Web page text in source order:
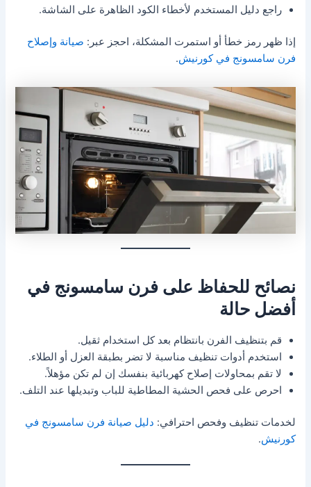
راجع دليل المستخدم لأخطاء الكود الظاهرة على الشاشة.
إذا ظهر رمز خطأ أو استمرت المشكلة، احجز عبر: صيانة وإصلاح
فرن سامسونج في كورنيش.
نصائح للحفاظ على فرن سامسونج في
أفضل حالة
قم بتنظيف الفرن بانتظام بعد كل استخدام ثقيل.
استخدم أدوات تنظيف مناسبة لا تضر بطبقة العزل أو الطلاء.
لا تقم بمحاولات إصلاح كهربائية بنفسك إن لم تكن مؤهلاً.
احرص على فحص الحشية المطاطية للباب وتبديلها عند التلف.
لخدمات تنظيف وفحص احترافي: دليل صيانة فرن سامسونج في
كورنيش.